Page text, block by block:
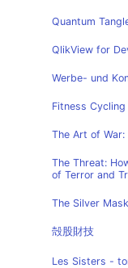
Quantum
QlikView for
Werbe- und
Fitness Cycling
The Art of War:
The Threat:
of Terror and
The Silver
殻股財技
Les Sisters -